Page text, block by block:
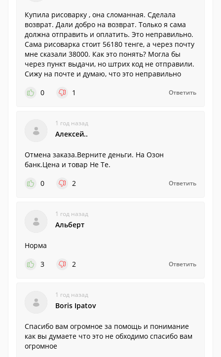
Купила рисоварку , она сломанная. Сделала
возврат. Дали добро на возврат. Только я сама
должна отправить и оплатить. Это неправильно.
Сама рисоварка стоит 56180 тенге, а через почту
мне сказали 38000. Как это понять? Могла бы
через пункт выдачи, но штрих код не отправили.
Сижу на почте и думаю, что это неправильно
0
1 Ответить
1 год назад
Алексей..
Отмена заказа.Верните деньги. На Озон
банк.Цена и товар Не Те.
0
2 Ответить
1 год назад
Альберт
Норма
3
2 Ответить
1 год назад
Boris Ipatov
Спасибо вам огромное за помощь и понимание
как вы думаете что это не обходимо спасибо вам
огромное